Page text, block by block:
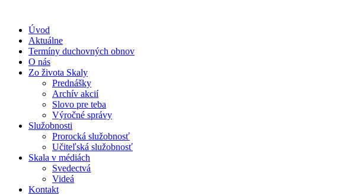
Úvod
Aktuálne
Termíny duchovných obnov
O nás
Zo života Skaly
Prednášky
Archív akcií
Slovo pre teba
Výročné správy
Služobnosti
Prorocká služobnosť
Učiteľská služobnosť
Skala v médiách
Svedectvá
Videá
Kontakt